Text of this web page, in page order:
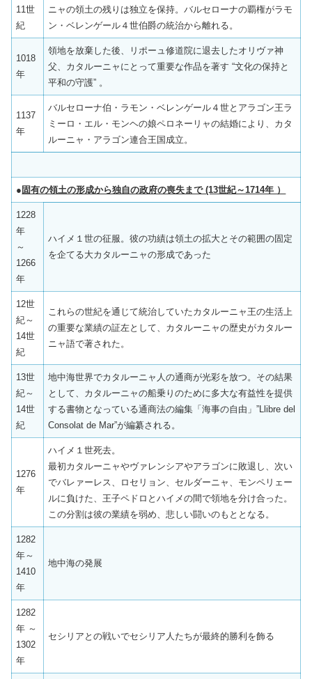
11世
紀
ニャの領土の残りは独立を保持。バルセローナの覇権がラモ
ン・ベレンゲール４世伯爵の統治から離れる。
1018
年
領地を放棄した後、リポーュ修道院に退去したオリヴァ神
父、カタルーニャにとって重要な作品を著す “文化の保持と
平和の守護” 。
1137
年
バルセローナ伯・ラモン・ベレンゲール４世とアラゴン王ラ
ミーロ・エル・モンヘの娘ペロネーリャの結婚により、カタ
ルーニャ・アラゴン連合王国成立。
● 固有の領土の形成から独自の政府の喪失まで (13世紀～1714年 ）
1228
年
～
1266
年
ハイメ１世の征服。彼の功績は領土の拡大とその範囲の固定
を企てる大カタルーニャの形成であった
12世
紀～
14世
紀
これらの世紀を通じて統治していたカタルーニャ王の生活上
の重要な業績の証左として、カタルーニャの歴史がカタルー
ニャ語で著された。
13世
紀～
14世
紀
地中海世界でカタルーニャ人の通商が光彩を放つ。その結果
として、カタルーニャの船乗りのために多大な有益性を提供
する書物となっている通商法の編集「海事の自由」”Llibre del
Consolat de Mar”が編纂される。
1276
年
ハイメ１世死去。
最初カタルーニャやヴァレンシアやアラゴンに敗退し、次い
でバレァーレス、ロセリョン、セルダーニャ、モンペリェー
ルに負けた、王子ペドロとハイメの間で領地を分け合った。
この分割は彼の業績を弱め、悲しい闘いのもととなる。
1282
年～
1410
年
地中海の発展
1282
年 ～
1302
年
セシリアとの戦いでセシリア人たちが最終的勝利を飾る